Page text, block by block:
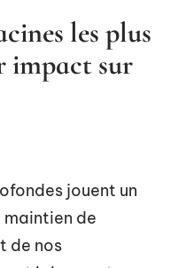
les plus
impact sur
jouent un
de
de nos